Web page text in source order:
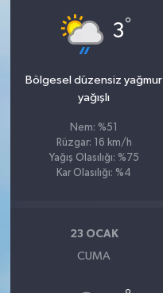
3°
Bölgesel düzensiz yağmur
yağışlı
Nem: %51
Rüzgar: 16 km/h
Yağış Olasılığı: %75
Kar Olasılığı: %4
23 OCAK
CUMA